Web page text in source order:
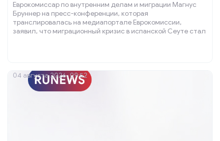
Еврокомиссар по внутренним делам и миграции Магнус
Бруннер на пресс-конференции, которая
транслировалась на медиапортале Еврокомиссии,
заявил, что миграционный кризис в испанской Сеуте стал
04 августа 2026, 09:52